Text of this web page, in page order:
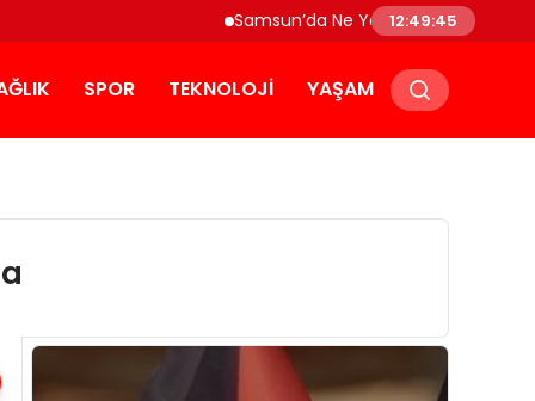
Samsun’da Ne Yenir? Çakallı
12:49:45
SPOR TEKNOLOJI YAŞAM